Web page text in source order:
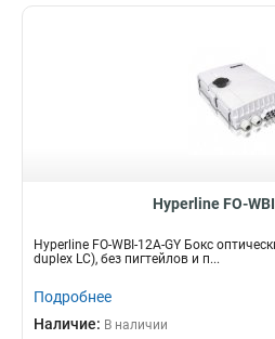
Hyperline FO-
Hyperline FO-WBI-12A-GY Бокс
duplex LC), без пигтейлов и п...
Подробнее
Наличие: В наличии